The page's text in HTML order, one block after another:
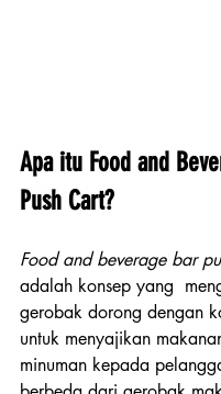
Apa itu Food and
Push Cart?
Food and beverage bar
adalah konsep yang
gerobak dorong dengan
untuk menyajikan
minuman kepada